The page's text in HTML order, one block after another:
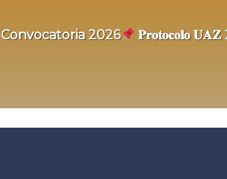
Convocatoria 2026 𝐏𝐫𝐨𝐭𝐨𝐜𝐨𝐥𝐨